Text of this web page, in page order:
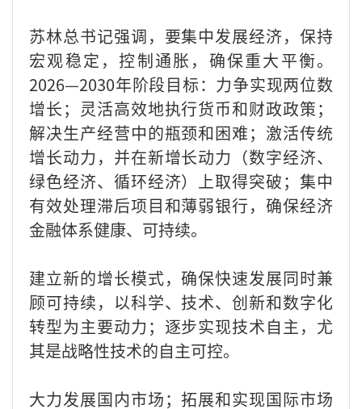
苏林总书记强调，要集中发展经济，保持
宏观稳定，控制通胀，确保重大平衡。
2026—2030年阶段目标：力争实现两位数
增长；灵活高效地执行货币和财政政策；
解决生产经营中的瓶颈和困难；激活传统
增长动力，并在新增长动力（数字经济、
绿色经济、循环经济）上取得突破；集中
有效处理滞后项目和薄弱银行，确保经济
金融体系健康、可持续。
建立新的增长模式，确保快速发展同时兼
顾可持续，以科学、技术、创新和数字化
转型为主要动力；逐步实现技术自主，尤
其是战略性技术的自主可控。
大力发展国内市场；拓展和实现国际市场